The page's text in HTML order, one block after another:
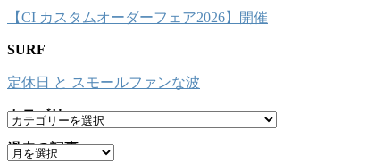
【CI カスタムオーダーフェア2026】開催
SURF
定休日 と スモールファンな波
カテゴリー
カ
テ
ゴ
過去の記事
ア